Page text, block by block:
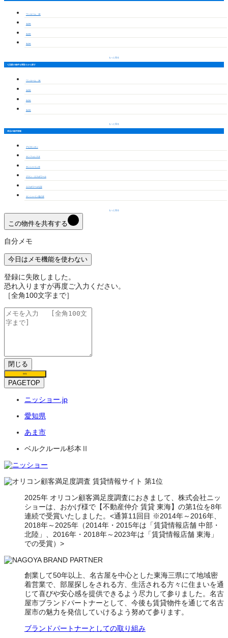
ワンルーム・1K
1LDK
2LDK
3LDK
もっと見る
七宝駅の物件を間取りから探す
ワンルーム・1K
1LDK
2LDK
3LDK
もっと見る
周辺の物件情報
アビタシオン
サンフォレスタ
サンシャインⅢ
グラン・エスポワール
エスポワール七宝
サンシャイン花の木
もっと見る
この物件を共有する
自分メモ
今日はメモ機能を使わない
登録に失敗しました。
恐れ入りますが再度ご入力ください。
［全角100文字まで］
閉じる
保存
PAGETOP
ニッショー.jp
愛知県
あま市
ベルクルール杉本Ⅱ
2025年 オリコン顧客満足度調査におきまして、株式会社ニッ
ショーは、おかげ様で【不動産仲介 賃貸 東海】の第1位を8年
連続で受賞いたしました。<通算11回目 ※2014年～2016年、
2018年～2025年（2014年・2015年は「賃貸情報店舗 中部・
北陸」、2016年・2018年～2023年は「賃貸情報店舗 東海」
での受賞）>
創業して50年以上、名古屋を中心とした東海三県にて地域密
着営業で、部屋探しをされる方、生活される方々に住まいを通
じて喜びや安心感を提供できるよう尽力して参りました。名古
屋市ブランドパートナーとして、今後も賃貸物件を通じて名古
屋市の魅力を発信していけるよう努めて参ります。
ブランドパートナーとしての取り組み